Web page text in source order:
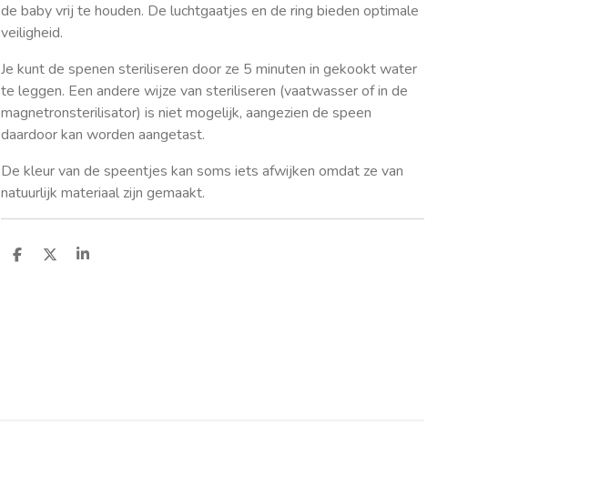
de baby vrij te houden. De luchtgaatjes en de ring bieden optimale
veiligheid.
Je kunt de spenen steriliseren door ze 5 minuten in gekookt water
te leggen. Een andere wijze van steriliseren (vaatwasser of in de
magnetronsterilisator) is niet mogelijk, aangezien de speen
daardoor kan worden aangetast.
De kleur van de speentjes kan soms iets afwijken omdat ze van
natuurlijk materiaal zijn gemaakt.
D
D
S